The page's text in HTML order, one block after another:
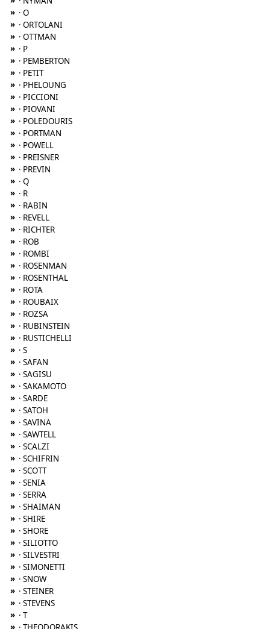
» · O
» · ORTOLANI
» · OTTMAN
» · P
» · PEMBERTON
» · PETIT
» · PHELOUNG
» · PICCIONI
» · PIOVANI
» · POLEDOURIS
» · PORTMAN
» · POWELL
» · PREISNER
» · PREVIN
» · Q
» · R
» · RABIN
» · REVELL
» · RICHTER
» · ROB
» · ROMBI
» · ROSENMAN
» · ROSENTHAL
» · ROTA
» · ROUBAIX
» · ROZSA
» · RUBINSTEIN
» · RUSTICHELLI
» · S
» · SAFAN
» · SAGISU
» · SAKAMOTO
» · SARDE
» · SATOH
» · SAVINA
» · SAWTELL
» · SCALZI
» · SCHIFRIN
» · SCOTT
» · SENIA
» · SERRA
» · SHAIMAN
» · SHIRE
» · SHORE
» · SILIOTTO
» · SILVESTRI
» · SIMONETTI
» · SNOW
» · STEINER
» · STEVENS
» · T
»